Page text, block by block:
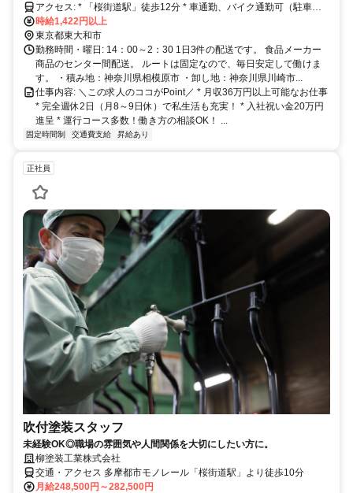
アクセス: * 「桜街道駅」徒歩12分 * 車通勤、バイク通勤可（駐車場
あり）
時給1,422円以上
東京都東大和市
勤務時間・曜日: 14：00～2：30 1日3件の配送です。 食品メーカー
商品のセンター間配送。 ルートは固定なので、毎日安定して働けま
す。 ・積み地：神奈川県相模原市 ・卸し地：神奈川県川崎市...
仕事内容: ＼この求人のココがPoint／ * 月収36万円以上可能なお仕事
* 完全週休2日（月8～9日休）で私生活も充実！ * 入社祝い金20万円
進呈 * 運行コース多数！働き方の相談OK！ ...
固定時間制 交通費支給 昇給あり
正社員
吹付塗装スタッフ
未経験OK◎職場の雰囲気や人間関係を大切にしたい方に。
柳塗装工業株式会社
交通・アクセス 多摩都市モノレール「桜街道駅」より徒歩10分
月給248,500円～282,500円